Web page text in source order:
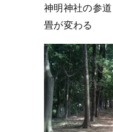
神明神社の参
畳が変わる